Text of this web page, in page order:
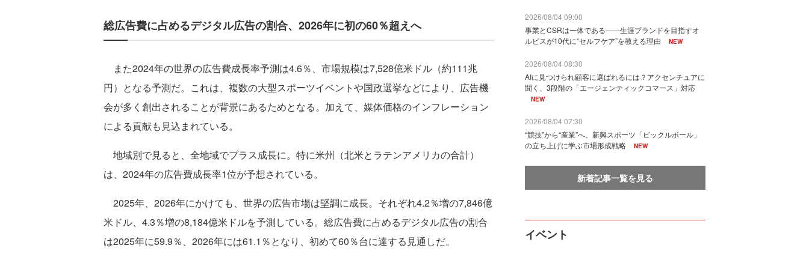
総広告費に占めるデジタル広告の割合、2026年に初の60％超えへ
また2024年の世界の広告費成長率予測は4.6％、市場規模は7,528億米ドル（約111兆
円）となる予測だ。これは、複数の大型スポーツイベントや国政選挙などにより、広告機
会が多く創出されることが背景にあるためとなる。加えて、媒体価格のインフレーション
による貢献も見込まれている。
地域別で見ると、全地域でプラス成長に。特に米州（北米とラテンアメリカの合計）
は、2024年の広告費成長率1位が予想されている。
2025年、2026年にかけても、世界の広告市場は堅調に成長。それぞれ4.2％増の7,846億
米ドル、4.3％増の8,184億米ドルを予測している。総広告費に占めるデジタル広告の割合
は2025年に59.9％、2026年には61.1％となり、初めて60％台に達する見通しだ。
2026/08/04 09:00
事業とCSRは一体である――生涯ブランドを目指すオ
ルビスが10代に“セルフケア”を教える理由
NEW
2026/08/04 08:30
AIに見つけられ顧客に選ばれるには？アクセンチュアに
聞く、3段階の「エージェンティックコマース」対応
NEW
2026/08/04 07:30
“競技”から“産業”へ。新興スポーツ「ピックルボール」
の立ち上げに学ぶ市場形成戦略
NEW
新着記事一覧を見る
イベント